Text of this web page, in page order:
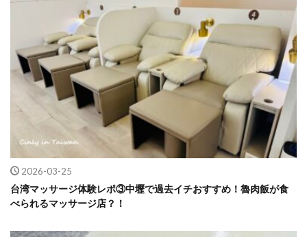
2026-03-25
台湾マッサージ体験レポ③中壢で過去イチおすすめ！魯肉飯が食
べられるマッサージ店？！